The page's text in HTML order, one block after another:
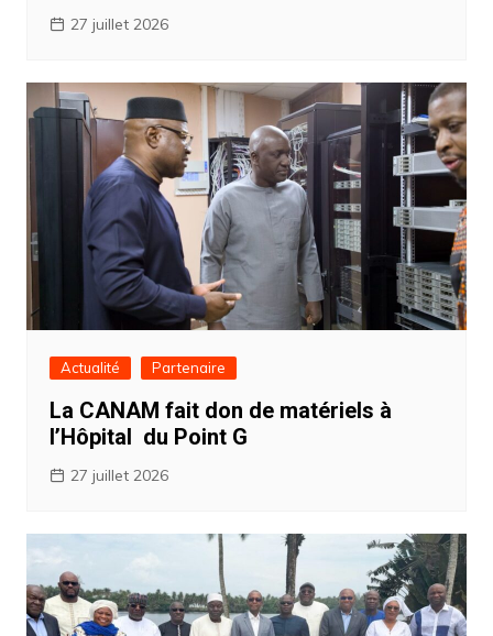
27 juillet 2026
Actualité Partenaire
La CANAM fait don de matériels à
l’Hôpital du Point G
27 juillet 2026